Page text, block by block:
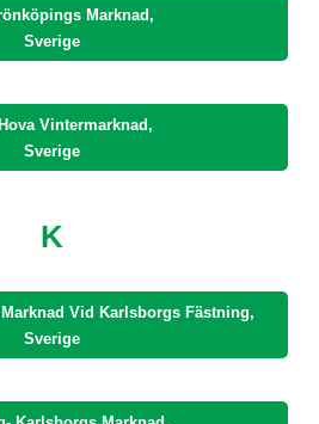
Marknad,
Sverige
Vintermarknad,
Sverige
K
Vid Karlsborgs Fästning,
Sverige